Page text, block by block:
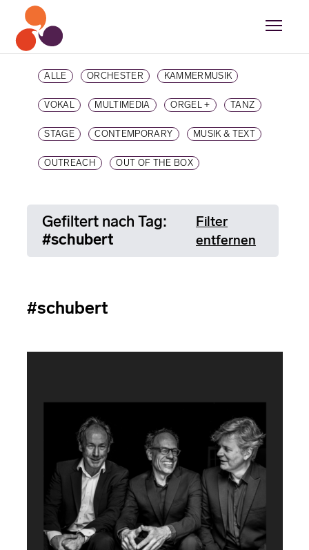
ALLE ORCHESTER KAMMERMUSIK
VOKAL MULTIMEDIA ORGEL + TANZ
STAGE CONTEMPORARY MUSIK & TEXT
OUTREACH OUT OF THE BOX
Gefiltert nach Tag:
#schubert
Filter
entfernen
#schubert